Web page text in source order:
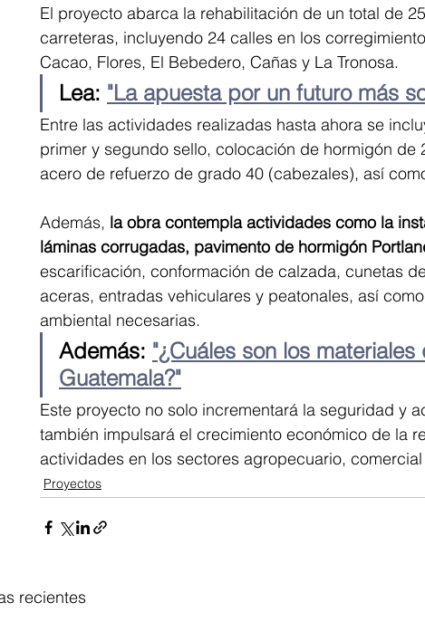
El proyecto abarca la rehabilitación de un total de
carreteras, incluyendo 24 calles en los
Cacao, Flores, El Bebedero, Cañas y La Tronosa.
Lea: "La apuesta por un futuro más
Entre las actividades realizadas hasta ahora se
primer y segundo sello, colocación de hormigón de
acero de refuerzo de grado 40 (cabezales), así
Además, la obra contempla actividades como la
láminas corrugadas, pavimento de hormigón
escarificación, conformación de calzada, cunetas
aceras, entradas vehiculares y peatonales, así
ambiental necesarias.
Además: "¿Cuáles son los
Guatemala?"
Este proyecto no solo incrementará la seguridad y
también impulsará el crecimiento económico de la
actividades en los sectores agropecuario,
Proyectos
recientes